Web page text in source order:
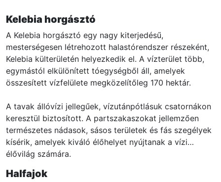
Kelebia horgásztó
A Kelebia horgásztó egy nagy kiterjedésű,
mesterségesen létrehozott halastórendszer részeként,
Kelebia külterületén helyezkedik el. A vízterület több,
egymástól elkülönített tóegységből áll, amelyek
összesített vízfelülete megközelítőleg 170 hektár.
A tavak állóvízi jellegűek, vízutánpótlásuk csatornákon
keresztül biztosított. A partszakaszokat jellemzően
természetes nádasok, sásos területek és fás szegélyek
kísérik, amelyek kiváló élőhelyet nyújtanak a vízi
élővilág számára.
Halfajok